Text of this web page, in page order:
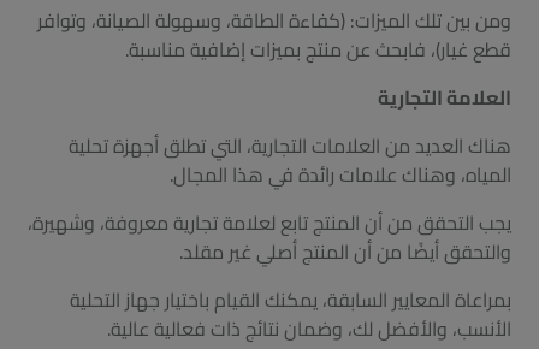
ومن بين تلك الميزات: (كفاءة الطاقة، وسهولة الصيانة، وتوافر
قطع غيار)، فابحث عن منتج بميزات إضافية مناسبة.
العلامة التجارية
هناك العديد من العلامات التجارية، التي تطلق أجهزة تحلية
المياه، وهناك علامات رائدة في هذا المجال.
يجب التحقق من أن المنتج تابع لعلامة تجارية معروفة، وشهيرة،
والتحقق أيضًا من أن المنتج أصلي غير مقلد.
بمراعاة المعايير السابقة، يمكنك القيام باختيار جهاز التحلية
الأنسب، والأفضل لك، وضمان نتائج ذات فعالية عالية.